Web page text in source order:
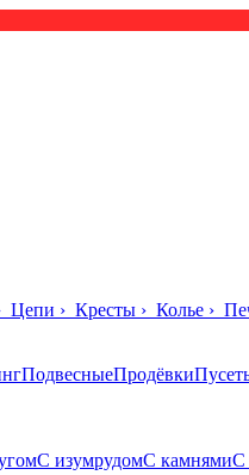
Цепи › Кресты › Колье ›
ПодвесныеПродёвки
С изумрудомС камнямиС